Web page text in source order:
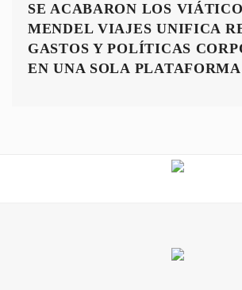
SE ACABARON LOS
MENDEL VIAJES UNIFICA
GASTOS Y POLÍTICAS
EN UNA SOLA PLATAFORMA